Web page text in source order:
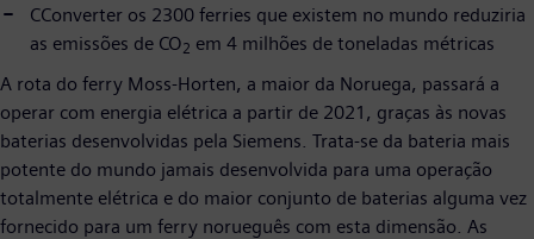
CConverter os 2300 ferries que existem no mundo reduziria
as emissões de CO2 em 4 milhões de toneladas métricas
A rota do ferry Moss-Horten, a maior da Noruega, passará a
operar com energia elétrica a partir de 2021, graças às novas
baterias desenvolvidas pela Siemens. Trata-se da bateria mais
potente do mundo jamais desenvolvida para uma operação
totalmente elétrica e do maior conjunto de baterias alguma vez
fornecido para um ferry norueguês com esta dimensão. As